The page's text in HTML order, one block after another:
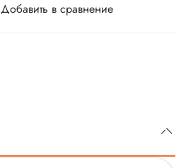
Добавить в сравнение